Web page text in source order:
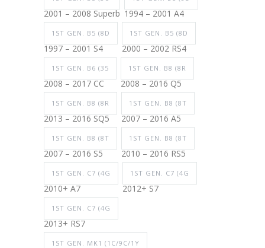
2001 – 2008 Superb 1994 – 2001 A4
1ST GEN. B5 (8D
1997 – 2001 S4
1ST GEN. B5 (8D
2000 – 2002 RS4
1ST GEN. B6 (35
2008 – 2017 CC
1ST GEN. B8 (8R
2008 – 2016 Q5
1ST GEN. B8 (8R
2013 – 2016 SQ5
1ST GEN. B8 (8T
2007 – 2016 A5
1ST GEN. B8 (8T
2007 – 2016 S5
1ST GEN. B8 (8T
2010 – 2016 RS5
1ST GEN. C7 (4G
2010+ A7
1ST GEN. C7 (4G
2012+ S7
1ST GEN. C7 (4G
2013+ RS7
1ST GEN. MK1 (1C/9C/1Y